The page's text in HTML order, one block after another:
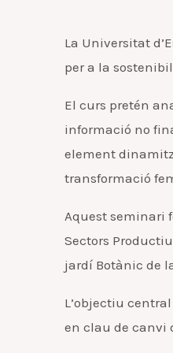
La Universitat
per a la
El curs pretén
informació no
element
transformació
Aquest seminari
Sectors
jardí Botànic de
L’objectiu
en clau de canvi